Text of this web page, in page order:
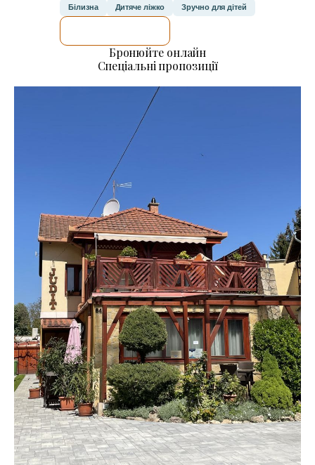
Білизна Дитяче ліжко Зручно для дітей
Бронюйте онлайн
Спеціальні пропозиції